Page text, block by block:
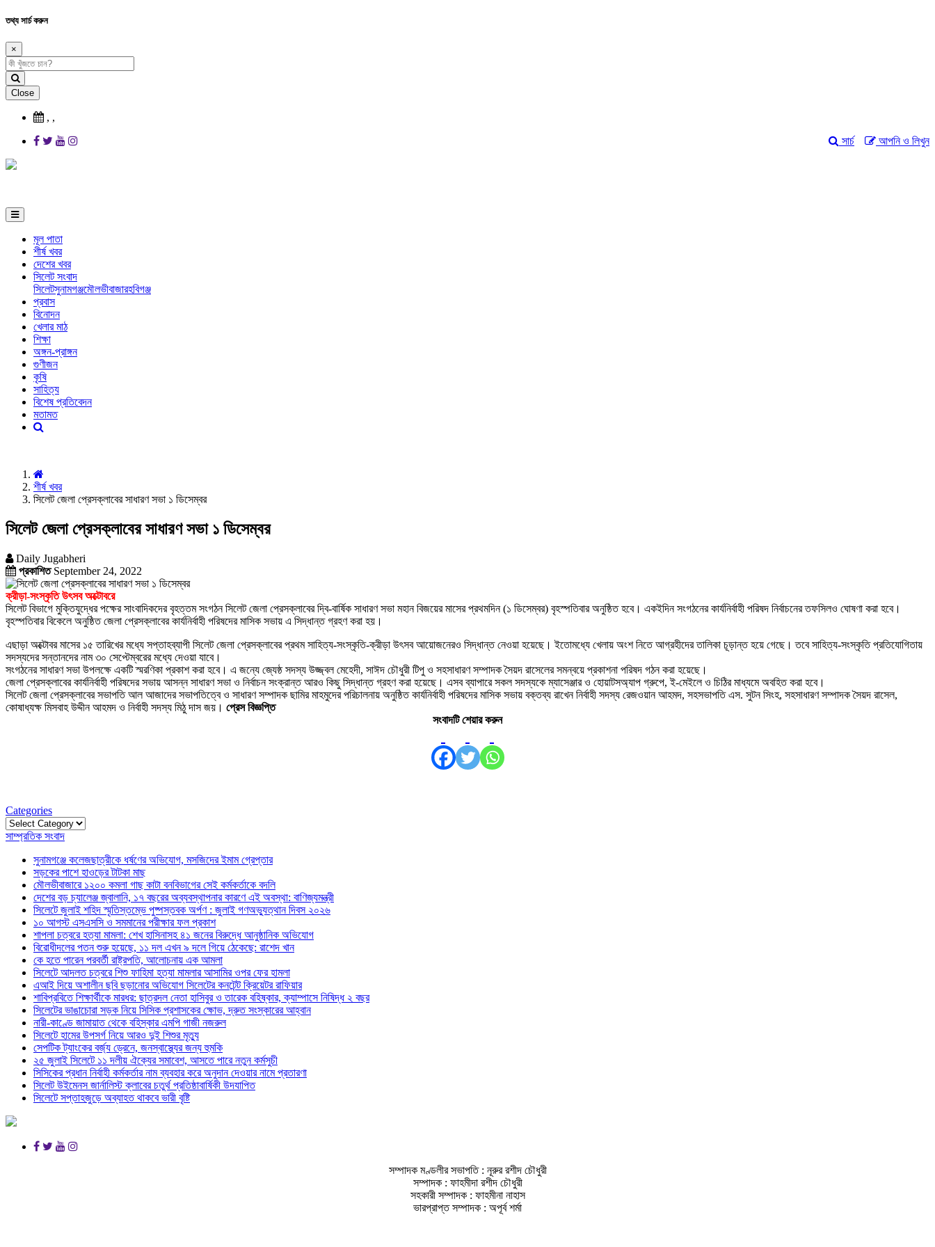
তথ্য সার্চ করুন
×
Close
, ,
আপনি ও লিখুন
সার্চ
মূল পাতা
শীর্ষ খবর
দেশের খবর
সিলেট সংবাদ
সিলেটসুনামগঞ্জমৌলভীবাজারহবিগঞ্জ
প্রবাস
বিনোদন
খেলার মাঠ
শিক্ষা
অঙ্গন-প্রাঙ্গন
গুণীজন
কৃষি
সাহিত্য
বিশেষ প্রতিবেদন
মতামত
শীর্ষ খবর
সিলেট জেলা প্রেসক্লাবের সাধারণ সভা ১ ডিসেম্বর
সিলেট জেলা প্রেসক্লাবের সাধারণ সভা ১ ডিসেম্বর
Daily Jugabheri
প্রকাশিতSeptember 24, 2022
ক্রীড়া-সংস্কৃতি উৎসব অক্টোবরে
সিলেট বিভাগে মুক্তিযুদ্ধের পক্ষের সাংবাদিকদের বৃহত্তম সংগঠন সিলেট জেলা প্রেসক্লাবের দ্বি-বার্ষিক সাধারণ সভা মহান বিজয়ের মাসের প্রথমদিন (১ ডিসেম্বর) বৃহস্পতিবার অনুষ্ঠিত হবে। একইদিন সংগঠনের কার্যনির্বাহী পরিষদ নির্বাচনের তফসিলও ঘোষণা করা হবে।
বৃহস্পতিবার বিকেলে অনুষ্ঠিত জেলা প্রেসক্লাবের কার্যনির্বাহী পরিষদের মাসিক সভায় এ সিদ্ধান্ত গ্রহণ করা হয়।
এছাড়া অক্টোবর মাসের ১৫ তারিখের মধ্যে সপ্তাহব্যাপী সিলেট জেলা প্রেসক্লাবের প্রথম সাহিত্য-সংস্কৃতি-ক্রীড়া উৎসব আয়োজনেরও সিদ্ধান্ত নেওয়া হয়েছে। ইতোমধ্যে খেলায় অংশ নিতে আগ্রহীদের তালিকা চূড়ান্ত হয়ে গেছে। তবে সাহিত্য-সংস্কৃতি প্রতিযোগিতায়
সদস্যদের সন্তানদের নাম ৩০ সেপ্টেম্বরের মধ্যে দেওয়া যাবে।
সংগঠনের সাধারণ সভা উপলক্ষে একটি স্মরণিকা প্রকাশ করা হবে। এ জন্যে জ্যেষ্ঠ সদস্য উজ্জ্বল মেহেদী, সাঈদ চৌধুরী টিপু ও সহসাধারণ সম্পাদক সৈয়দ রাসেলের সমন্বয়ে প্রকাশনা পরিষদ গঠন করা হয়েছে।
জেলা প্রেসক্লাবের কার্যনির্বাহী পরিষদের সভায় আসন্ন সাধারণ সভা ও নির্বাচন সংক্রান্ত আরও কিছু সিদ্ধান্ত গ্রহণ করা হয়েছে। এসব ব্যাপারে সকল সদস্যকে ম্যাসেঞ্জার ও হোয়াটসঅ্যাপ গ্রুপে, ই-মেইলে ও চিঠির মাধ্যমে অবহিত করা হবে।
সিলেট জেলা প্রেসক্লাবের সভাপতি আল আজাদের সভাপতিত্বে ও সাধারণ সম্পাদক ছামির মাহমুদের পরিচালনায় অনুষ্ঠিত কার্যনির্বাহী পরিষদের মাসিক সভায় বক্তব্য রাখেন নির্বাহী সদস্য রেজওয়ান আহমদ, সহসভাপতি এস. সুটন সিংহ, সহসাধারণ সম্পাদক সৈয়দ রাসেল,
কোষাধ্যক্ষ মিসবাহ উদ্দীন আহমদ ও নির্বাহী সদস্য মিঠু দাস জয়। প্রেস বিজ্ঞপ্তি
সংবাদটি শেয়ার করুন
Categories
Categories
সাম্প্রতিক সংবাদ
সুনামগঞ্জে কলেজছাত্রীকে ধর্ষণের অভিযোগ, মসজিদের ইমাম গ্রেপ্তার
সড়কের পাশে হাওড়ের টাটকা মাছ
মৌলভীবাজারে ১২০০ কমলা গাছ কাটা বনবিভাগের সেই কর্মকর্তাকে বদলি
দেশের বড় চ্যালেঞ্জ জ্বালানি, ১৭ বছরের অব্যবস্থাপনার কারণে এই অবস্থা: বাণিজ্যমন্ত্রী
সিলেটে জুলাই শহিদ স্মৃতিস্তম্ভে পুষ্পস্তবক অর্পণ : জুলাই গণঅভ্যুত্থান দিবস ২০২৬
১০ আগস্ট এসএসসি ও সমমানের পরীক্ষার ফল প্রকাশ
শাপলা চত্বরে হত্যা মামলা: শেখ হাসিনাসহ ৪১ জনের বিরুদ্ধে আনুষ্ঠানিক অভিযোগ
বিরোধীদলের পতন শুরু হয়েছে, ১১ দল এখন ৯ দলে গিয়ে ঠেকেছে: রাশেদ খান
কে হতে পারেন পরবর্তী রাষ্ট্রপতি, আলোচনায় এক আমলা
সিলেটে আদলত চত্বরে শিশু ফাহিমা হত্যা মামলার আসামির ওপর ফের হামলা
এআই দিয়ে অশালীন ছবি ছড়ানোর অভিযোগ সিলেটের কনটেন্ট ক্রিয়েটর রাফিয়ার
শাবিপ্রবিতে শিক্ষার্থীকে মারধর: ছাত্রদল নেতা হাসিবুর ও তারেক বহিষ্কার, ক্যাম্পাসে নিষিদ্ধ ২ বছর
সিলেটের ভাঙাচোরা সড়ক নিয়ে সিসিক প্রশাসকের ক্ষোভ, দ্রুত সংস্কারের আহ্বান
নারী-কাণ্ডে জামায়াত থেকে বহিস্কার এমপি গাজী নজরুল
সিলেটে হামের উপসর্গ নিয়ে আরও দুই শিশুর মৃত্যু
সেপটিক ট্যাংকের বর্জ্য ড্রেনে, জনস্বাস্থ্যের জন্য হুমকি
২৫ জুলাই সিলেটে ১১ দলীয় ঐক্যের সমাবেশ, আসতে পারে নতুন কর্মসুচী
সিসিকের প্রধান নির্বাহী কর্মকর্তার নাম ব্যবহার করে অনুদান দেওয়ার নামে প্রতারণা
সিলেট উইমেনস জার্নালিস্ট ক্লাবের চতুর্থ প্রতিষ্ঠাবার্ষিকী উদযাপিত
সিলেটে সপ্তাহজুড়ে অব্যাহত থাকবে ভারী বৃষ্টি
সম্পাদক মণ্ডলীর সভাপতি : নূরুর রশীদ চৌধুরী
সম্পাদক : ফাহমীদা রশীদ চৌধুরী
সহকারী সম্পাদক : ফাহমীনা নাহাস
ভারপ্রাপ্ত সম্পাদক : অপূর্ব শর্মা